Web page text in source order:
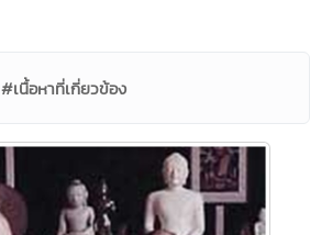
#เนื้อหาที่เกี่ยวข้อง